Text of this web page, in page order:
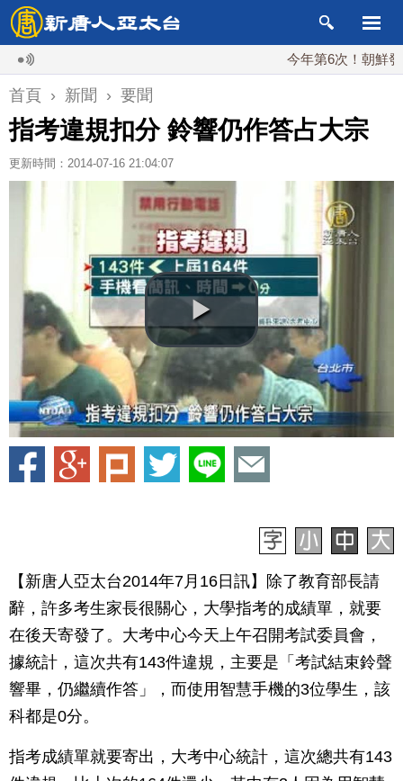
今年第6次！朝鮮發射彈
首頁 › 新聞 › 要聞
指考違規扣分 鈴響仍作答占大宗
更新時間：2014-07-16 21:04:07
【新唐人亞太台2014年7月16日訊】除了教育部長請
辭，許多考生家長很關心，大學指考的成績單，就要
在後天寄發了。大考中心今天上午召開考試委員會，
據統計，這次共有143件違規，主要是「考試結束鈴聲
響畢，仍繼續作答」，而使用智慧手機的3位學生，該
科都是0分。
指考成績單就要寄出，大考中心統計，這次總共有143